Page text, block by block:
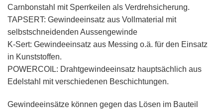
Carnbonstahl mit Sperrkeilen als Verdrehsicherung.
TAPSERT: Gewindeeinsatz aus Vollmaterial mit
selbstschneidenden Aussengewinde
K-Sert: Gewindeeinsatz aus Messing o.ä. für den Einsatz
in Kunststoffen.
POWERCOIL: Drahtgewindeeinsatz hauptsächlich aus
Edelstahl mit verschiedenen Beschichtungen.
Gewindeeinsätze können gegen das Lösen im Bauteil